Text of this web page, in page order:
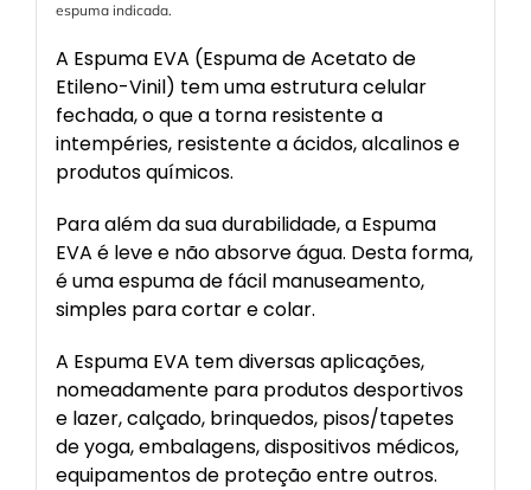
espuma indicada.
A Espuma EVA (Espuma de Acetato de
Etileno-Vinil) tem uma estrutura celular
fechada, o que a torna resistente a
intempéries, resistente a ácidos, alcalinos e
produtos químicos.
Para além da sua durabilidade, a Espuma
EVA é leve e não absorve água. Desta forma,
é uma espuma de fácil manuseamento,
simples para cortar e colar.
A Espuma EVA tem diversas aplicações,
nomeadamente para produtos desportivos
e lazer, calçado, brinquedos, pisos/tapetes
de yoga, embalagens, dispositivos médicos,
equipamentos de proteção entre outros.